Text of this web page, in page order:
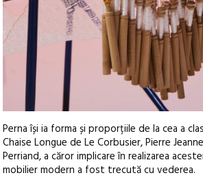
Perna își ia forma și proporțiile de la cea a
Chaise Longue de Le Corbusier, Pierre
Perriand, a căror implicare în realizarea
mobilier modern a fost trecută cu vederea.